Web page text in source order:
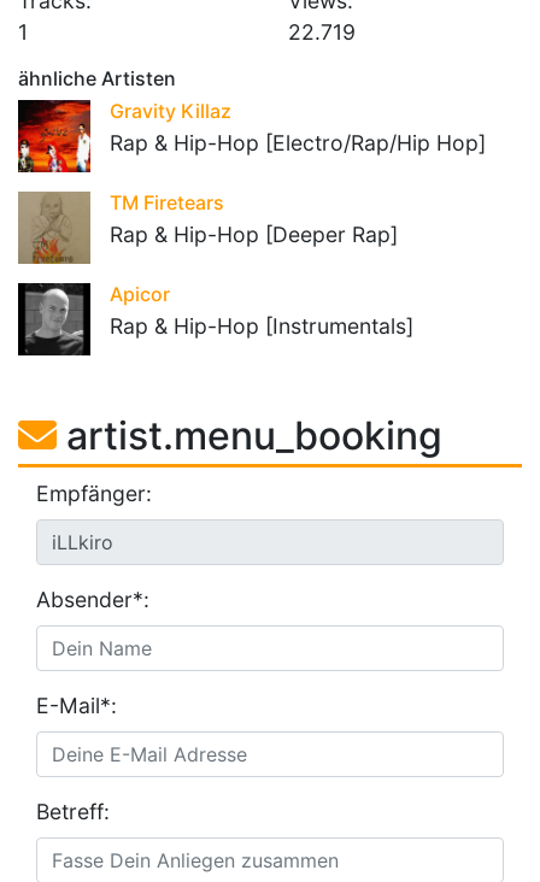
1
22.719
ähnliche Artisten
Gravity Killaz
Rap & Hip-Hop [Electro/Rap/Hip Hop]
TM Firetears
Rap & Hip-Hop [Deeper Rap]
Apicor
Rap & Hip-Hop [Instrumentals]
artist.menu_booking
Empfänger:
Absender*:
E-Mail*:
Betreff: